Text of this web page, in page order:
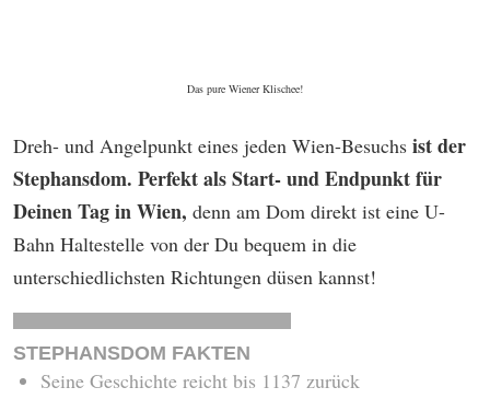
Das pure Wiener Klischee!
Dreh- und Angelpunkt eines jeden Wien-Besuchs ist der
Stephansdom. Perfekt als Start- und Endpunkt für
Deinen Tag in Wien, denn am Dom direkt ist eine U-
Bahn Haltestelle von der Du bequem in die
unterschiedlichsten Richtungen düsen kannst!
STEPHANSDOM FAKTEN
Seine Geschichte reicht bis 1137 zurück